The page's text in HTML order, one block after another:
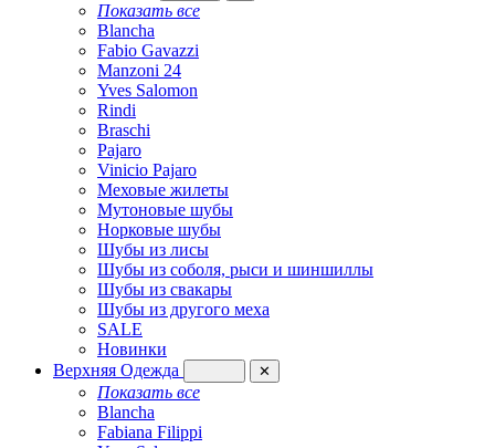
Показать все
Blancha
Fabio Gavazzi
Manzoni 24
Yves Salomon
Rindi
Braschi
Pajaro
Vinicio Pajaro
Меховые жилеты
Мутоновые шубы
Норковые шубы
Шубы из лисы
Шубы из соболя, рыси и шиншиллы
Шубы из свакары
Шубы из другого меха
SALE
Новинки
Верхняя Одежда
✕
Показать все
Blancha
Fabiana Filippi